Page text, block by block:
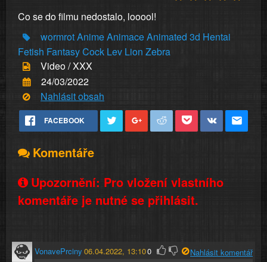
Co se do filmu nedostalo, looool!
wormrotAnimeAnimaceAnimated 3d Hentai
Fetish FantasyCock Lev Lion Zebra
Video / XXX
24/03/2022
Nahlásit obsah
FACEBOOK
Komentáře
Upozornění: Pro vložení vlastního
komentáře je nutné se přihlásit.
VonavePrciny 06.04.2022, 13:100 Nahlásit komentář